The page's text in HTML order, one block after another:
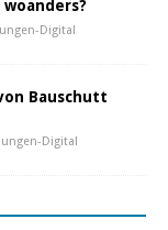
Digital
Bauschutt
Digital